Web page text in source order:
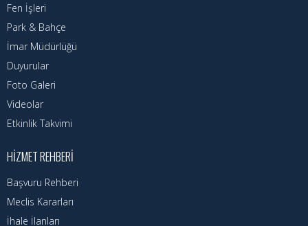
Kadın Politikalar
Kadın
Fen İşleri
Park & Bahçe
İmar Müdürlüğü
Duyurular
Foto Galeri
Videolar
Etkinlik Takvimi
HIZMET REHBERI
Başvuru Rehberi
Meclis Kararları
İhale İlanları